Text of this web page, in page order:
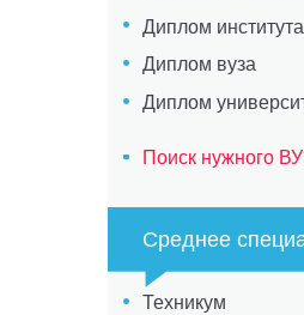
Диплом института
Диплом вуза
Диплом
Поиск нужного
Среднее
Техникум